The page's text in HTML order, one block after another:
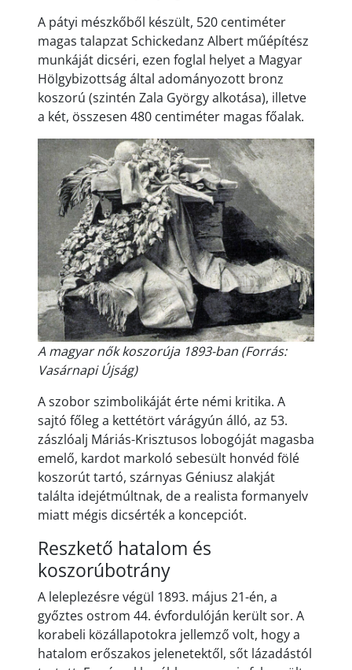
A pátyi mészkőből készült, 520 centiméter
magas talapzat Schickedanz Albert műépítész
munkáját dicséri, ezen foglal helyet a Magyar
Hölgybizottság által adományozott bronz
koszorú (szintén Zala György alkotása), illetve
a két, összesen 480 centiméter magas főalak.
A magyar nők koszorúja 1893-ban (Forrás:
Vasárnapi Újság)
A szobor szimbolikáját érte némi kritika. A
sajtó főleg a kettétört várágyún álló, az 53.
zászlóalj Máriás-Krisztusos lobogóját magasba
emelő, kardot markoló sebesült honvéd fölé
koszorút tartó, szárnyas Géniusz alakját
találta idejétmúltnak, de a realista formanyelv
miatt mégis dicsérték a koncepciót.
Reszkető hatalom és
koszorúbotrány
A leleplezésre végül 1893. május 21-én, a
győztes ostrom 44. évfordulóján került sor. A
korabeli közállapotokra jellemző volt, hogy a
hatalom erőszakos jelenetektől, sőt lázadástól